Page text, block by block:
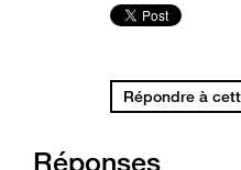
Répondre à
Réponses